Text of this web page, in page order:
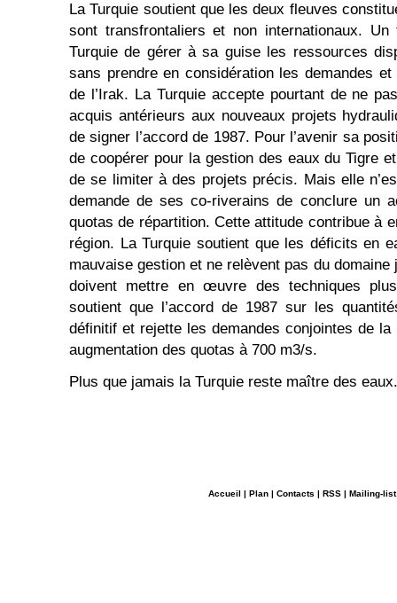
La Turquie soutient que les deux fleuves
sont transfrontaliers et non internationaux.
Turquie de gérer à sa guise les ressources
sans prendre en considération les demandes
de l’Irak. La Turquie accepte pourtant de ne
acquis antérieurs aux nouveaux projets
de signer l’accord de 1987. Pour l’avenir sa
de coopérer pour la gestion des eaux du Tigre
de se limiter à des projets précis. Mais elle
demande de ses co-riverains de conclure un
quotas de répartition. Cette attitude contribue à
région. La Turquie soutient que les déficits en
mauvaise gestion et ne relèvent pas du
doivent mettre en œuvre des techniques
soutient que l’accord de 1987 sur les
définitif et rejette les demandes conjointes de la
augmentation des quotas à 700 m3/s.
Plus que jamais la Turquie reste maître des eaux.
Accueil | Plan | Contacts | RSS | Mailing-list